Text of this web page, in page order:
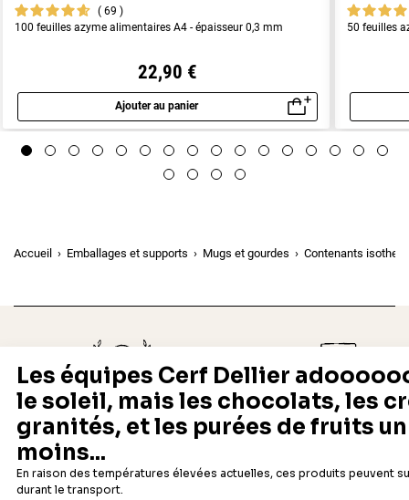
69
100 feuilles azyme alimentaires A4 - épaisseur 0,3 mm
22,90 €
Ajouter au panier
Aperçu rapide
50 feuilles
Accueil Emballages et supports Mugs et gourdes Contenants
Depuis 1932
Fabricant français reconnu
Livraison rapide 24/48h
Offerte dès 69 € en point